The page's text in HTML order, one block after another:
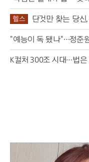
헬스 단것만 찾는 당신
"예능이 독 됐나"…정준
K컬처 300조 시대…법은